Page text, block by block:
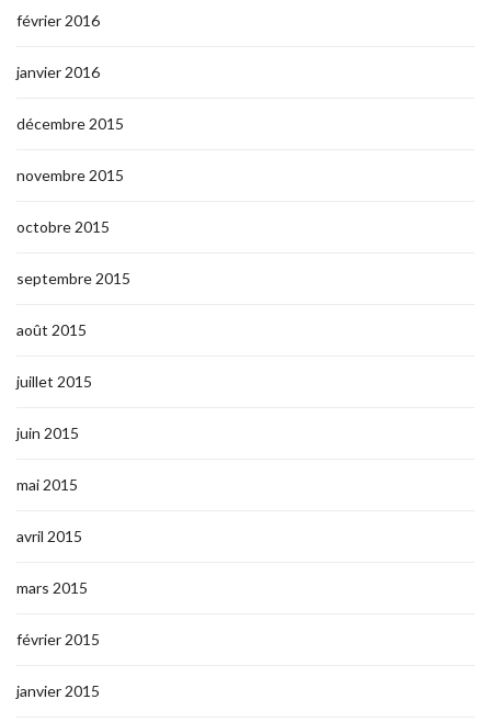
février 2016
janvier 2016
décembre 2015
novembre 2015
octobre 2015
septembre 2015
août 2015
juillet 2015
juin 2015
mai 2015
avril 2015
mars 2015
février 2015
janvier 2015